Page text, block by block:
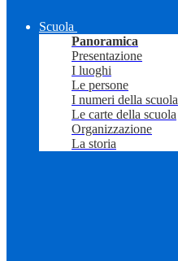
Scuola
Panoramica
Presentazione
I luoghi
Le persone
I numeri della scuola
Le carte della scuola
Organizzazione
La storia